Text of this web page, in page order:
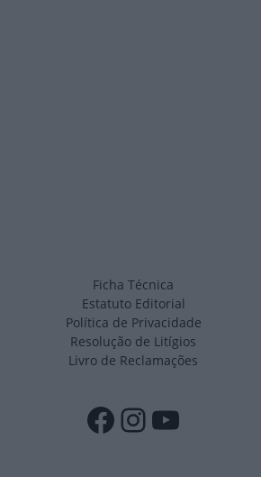
Ficha Técnica
Estatuto Editorial
Política de Privacidade
Resolução de Litígios
Livro de Reclamações
Facebook
Instagram
YouTube